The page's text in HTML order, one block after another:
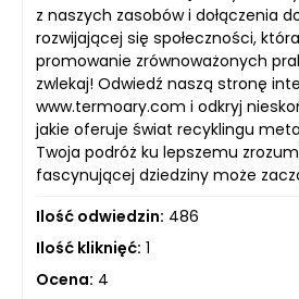
z naszych zasobów i dołączenia
rozwijającej się społeczności,
promowanie zrównoważonych
zwlekaj! Odwiedź naszą stronę
www.termoary.com i odkryj
jakie oferuje świat recyklingu
Twoja podróż ku lepszemu
fascynującej dziedziny może
Ilość odwiedzin: 486
Ilość kliknięć: 1
Ocena: 4